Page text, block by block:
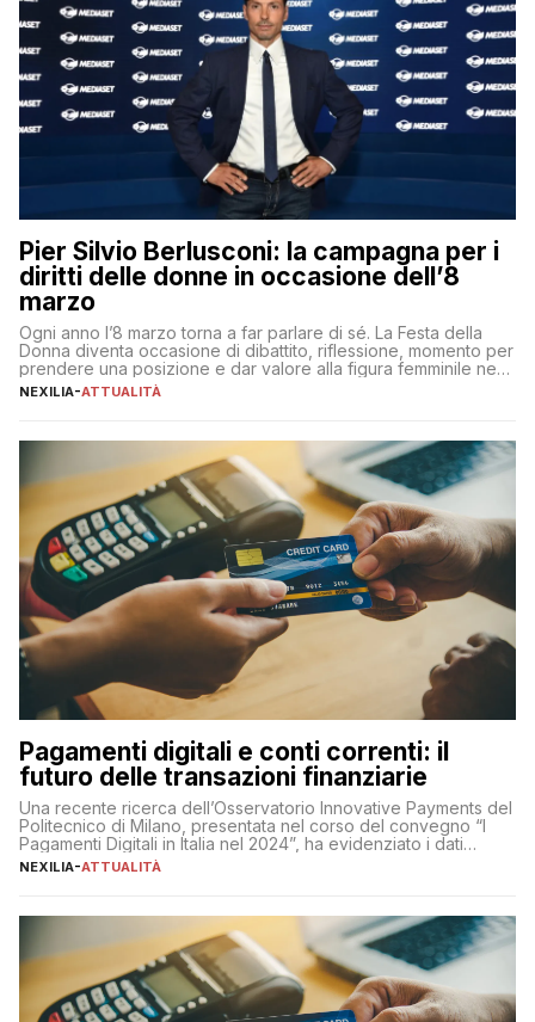
Pier Silvio Berlusconi: la campagna per i
diritti delle donne in occasione dell’8
marzo
Ogni anno l’8 marzo torna a far parlare di sé. La Festa della
Donna diventa occasione di dibattito, riflessione, momento per
prendere una posizione e dar valore alla figura femminile nella
sua complessità e crucialità. A lanciare un messaggio “forte e
NEXILIA-ATTUALITÀ
Pagamenti digitali e conti correnti: il
futuro delle transazioni finanziarie
Una recente ricerca dell’Osservatorio Innovative Payments del
Politecnico di Milano, presentata nel corso del convegno “I
Pagamenti Digitali in Italia nel 2024”, ha evidenziato i dati
definitivi del primo semestre 2024 relativamente alle
NEXILIA-ATTUALITÀ